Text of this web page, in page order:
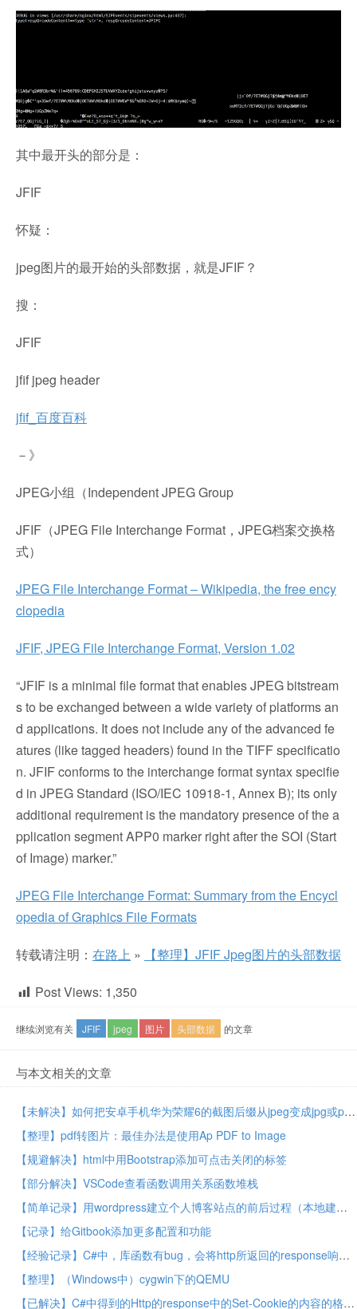
其中最开头的部分是：
JFIF
怀疑：
jpeg图片的最开始的头部数据，就是JFIF？
搜：
JFIF
jfif jpeg header
jfif_百度百科
－》
JPEG小组（Independent JPEG Group
JFIF（JPEG File Interchange Format，JPEG档案交换格
式）
JPEG File Interchange Format – Wikipedia, the free ency
clopedia
JFIF, JPEG File Interchange Format, Version 1.02
“JFIF is a minimal file format that enables JPEG bitstream
s to be exchanged between a wide variety of platforms an
d applications. It does not include any of the advanced fe
atures (like tagged headers) found in the TIFF specificatio
n. JFIF conforms to the interchange format syntax specifie
d in JPEG Standard (ISO/IEC 10918-1, Annex B); its only
additional requirement is the mandatory presence of the a
pplication segment APP0 marker right after the SOI (Start
of Image) marker.”
JPEG File Interchange Format: Summary from the Encycl
opedia of Graphics File Formats
转载请注明： 在路上 » 【整理】JFIF Jpeg图片的头部数据
Post Views: 1,350
继续浏览有关 JFIF jpeg 图片 头部数据 的文章
与本文相关的文章
【未解决】如何把安卓手机华为荣耀6的截图后缀从jpeg变成jpg或png
【整理】pdf转图片：最佳办法是使用Ap PDF to Image
【规避解决】html中用Bootstrap添加可点击关闭的标签
【部分解决】VSCode查看函数调用关系函数堆栈
【简单记录】用wordpress建立个人博客站点的前后过程（本地建站，买域名，买主机，在线建站）
【记录】给Gitbook添加更多配置和功能
【经验记录】C#中，库函数有bug，会将http所返回的response响应中的headers头信息中的Set-Cookie值，解析错误，丢失部分cookie
【整理】（Windows中）cygwin下的QEMU
【已解决】C#中得到的Http的response中的Set-Cookie的内容的格式不对/错误/不正确 –> 已实现把Set-Cookie部分的字符串解析为CookieCollection